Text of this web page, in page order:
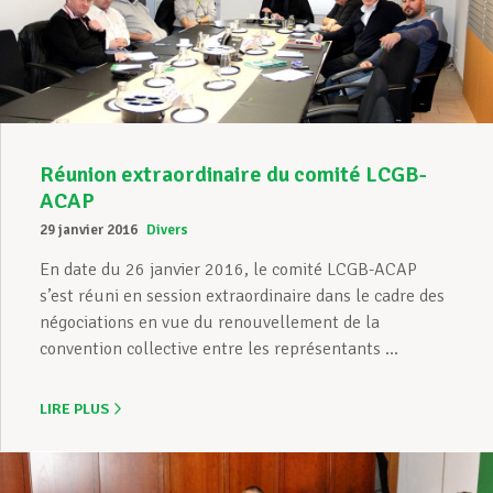
Assistance en vie privée
Devenir Membre
Actualités
Réunion extraordinaire du comité LCGB-
ACAP
29 janvier 2016 Divers
En date du 26 janvier 2016, le comité LCGB-ACAP
s’est réuni en session extraordinaire dans le cadre des
négociations en vue du renouvellement de la
convention collective entre les représentants ...
LIRE PLUS